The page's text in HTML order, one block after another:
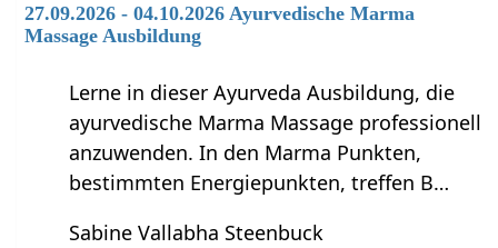
27.09.2026 - 04.10.2026 Ayurvedische Marma
Massage Ausbildung
Lerne in dieser Ayurveda Ausbildung, die
ayurvedische Marma Massage professionell
anzuwenden. In den Marma Punkten,
bestimmten Energiepunkten, treffen B…
Sabine Vallabha Steenbuck